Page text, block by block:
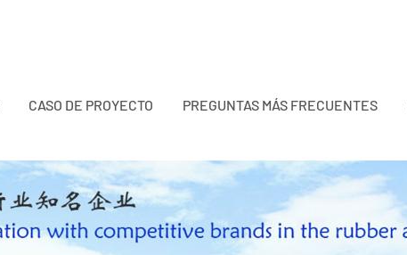
CASO DE PROYECTO PREGUNTAS MÁS FRECUENTES